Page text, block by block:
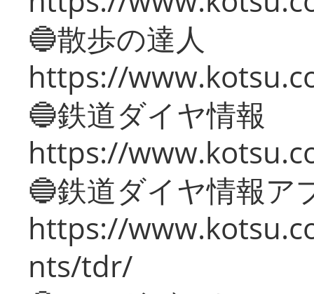
🔵散歩の達人
https://
🔵鉄道ダイヤ情報
https://
🔵鉄道ダイヤ情報ア
https://
nts/tdr/